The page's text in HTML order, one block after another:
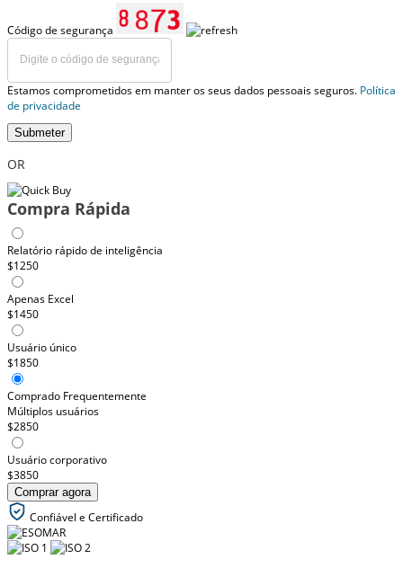
Código de segurança
Estamos comprometidos em manter os seus dados pessoais seguros. Política
de privacidade
Submeter
OR
Compra Rápida
Relatório rápido de inteligência
$1250
Apenas Excel
$1450
Usuário único
$1850
Comprado Frequentemente
Múltiplos usuários
$2850
Usuário corporativo
$3850
Comprar agora
Confiável e Certificado